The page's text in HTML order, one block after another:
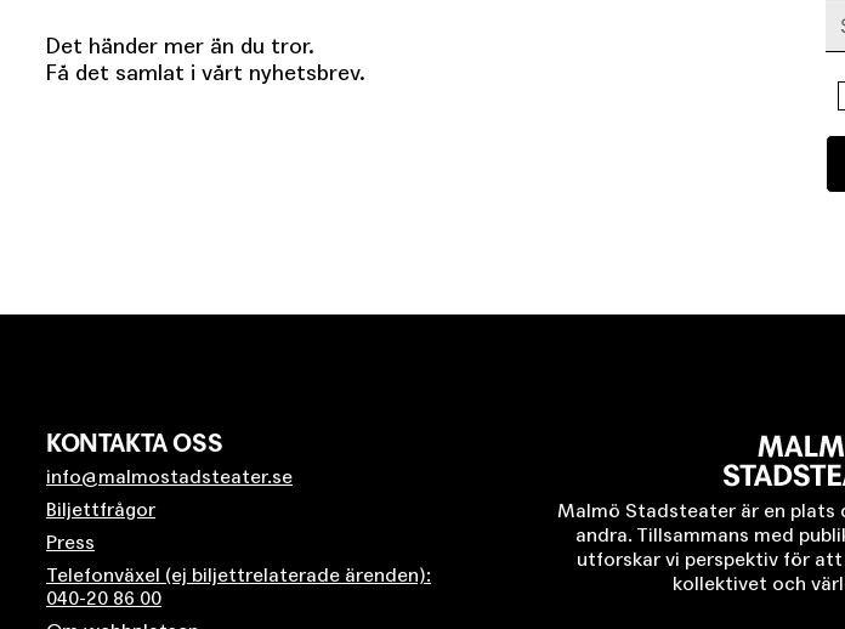
Det händer mer än du tror.
Få det samlat i vårt nyhetsbrev.
KONTAKTA OSS
info@malmostadsteater.se
Biljettfrågor
Press
Telefonväxel (ej biljettrelaterade ärenden):
040-20 86 00
Malmö Stadsteater är en plats
andra. Tillsammans med
utforskar vi perspektiv för
kollektivet och